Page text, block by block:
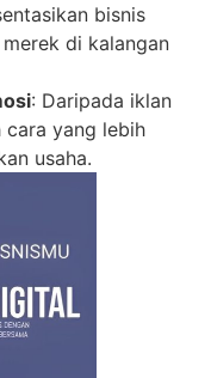
bisnis
di kalangan
: Daripada iklan
cara yang lebih
usaha.